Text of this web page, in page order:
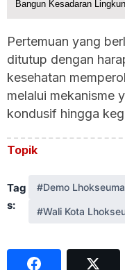
Bangun Kesadaran
Pertemuan yang
ditutup dengan
kesehatan
melalui mekanisme
kondusif hingga
Topik
Tag
s:
#Demo
#Wali Kota